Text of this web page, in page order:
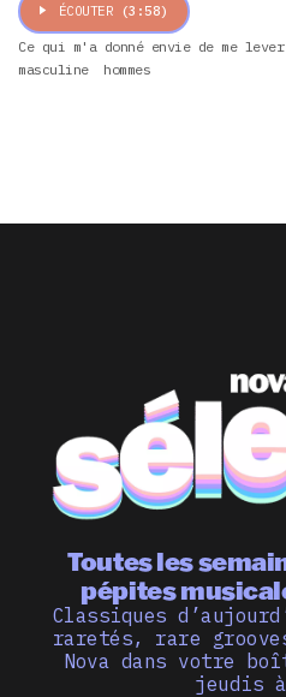
ÉCOUTER (3:58)
Ce qui m'a donné envie de me
masculine
hommes
Toutes les
pépites
Classiques
raretés, rare
Nova dans votre
jeudis